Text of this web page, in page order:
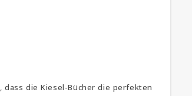
die Kiesel-Bücher die perfekten